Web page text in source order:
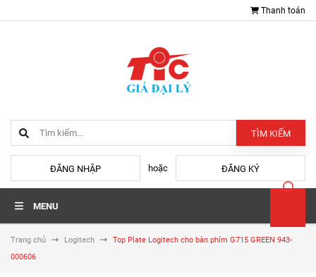
Thanh toán
TÌM KIẾM
ĐĂNG NHẬP hoặc ĐĂNG KÝ
MENU
Trang chủ Logitech
Top Plate Logitech cho bàn phím G715 GREEN 943-
000606